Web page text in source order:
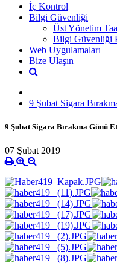
İç Kontrol
Bilgi Güvenliği
Üst Yönetim
Bilgi Güvenliği
Web Uygulamaları
Bize Ulaşın
9 Şubat Sigara
9 Şubat Sigara Bırakma Günü
07 Şubat 2019